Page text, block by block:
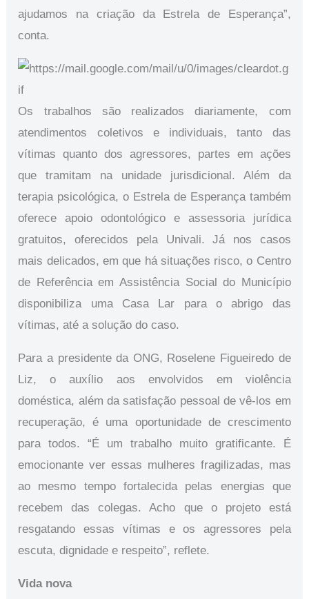
ajudamos na criação da Estrela de Esperança”,
conta.
Os trabalhos são realizados diariamente, com
atendimentos coletivos e individuais, tanto das
vítimas quanto dos agressores, partes em ações
que tramitam na unidade jurisdicional. Além da
terapia psicológica, o Estrela de Esperança também
oferece apoio odontológico e assessoria jurídica
gratuitos, oferecidos pela Univali. Já nos casos
mais delicados, em que há situações risco, o Centro
de Referência em Assistência Social do Município
disponibiliza uma Casa Lar para o abrigo das
vítimas, até a solução do caso.
Para a presidente da ONG, Roselene Figueiredo de
Liz, o auxílio aos envolvidos em violência
doméstica, além da satisfação pessoal de vê-los em
recuperação, é uma oportunidade de crescimento
para todos. “É um trabalho muito gratificante. É
emocionante ver essas mulheres fragilizadas, mas
ao mesmo tempo fortalecida pelas energias que
recebem das colegas. Acho que o projeto está
resgatando essas vítimas e os agressores pela
escuta, dignidade e respeito”, reflete.
Vida nova